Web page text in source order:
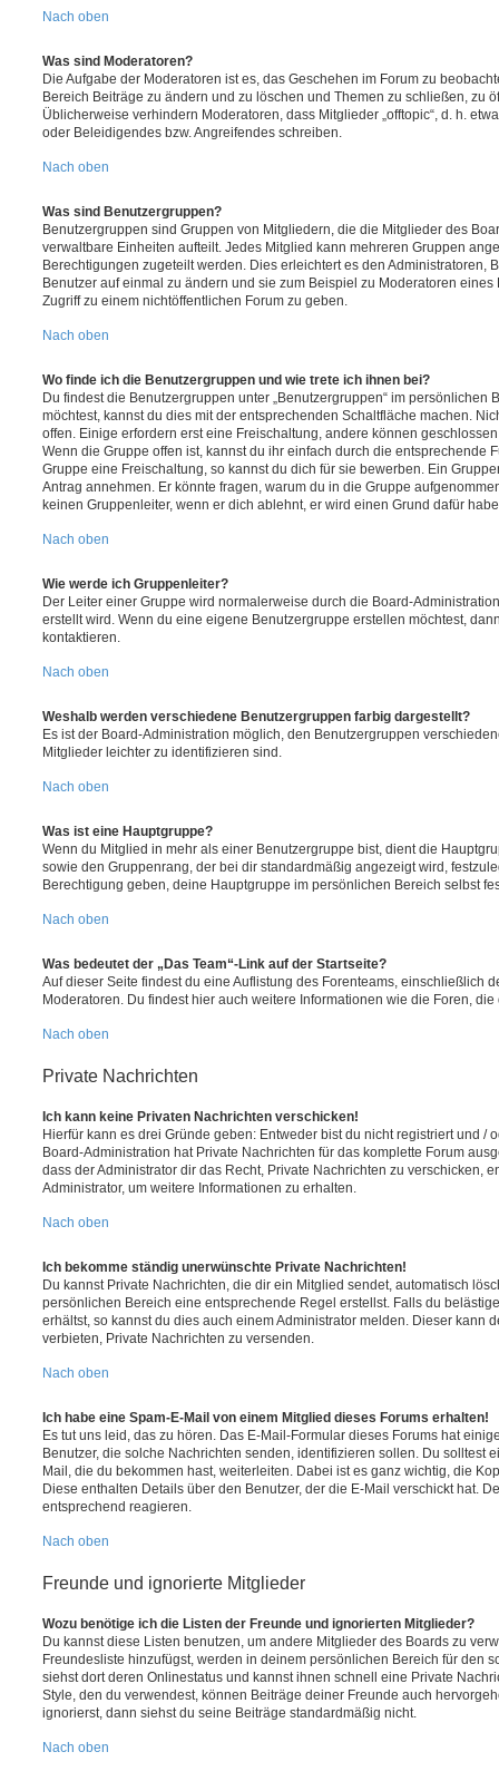
Nach oben
Was sind Moderatoren?
Die Aufgabe der Moderatoren ist es, das Geschehen im Forum zu
Bereich Beiträge zu ändern und zu löschen und Themen zu schließen, zu
Üblicherweise verhindern Moderatoren, dass Mitglieder „offtopic“, d. h.
oder Beleidigendes bzw. Angreifendes schreiben.
Nach oben
Was sind Benutzergruppen?
Benutzergruppen sind Gruppen von Mitgliedern, die die Mitglieder des
verwaltbare Einheiten aufteilt. Jedes Mitglied kann mehreren Gruppen
Berechtigungen zugeteilt werden. Dies erleichtert es den Administratoren,
Benutzer auf einmal zu ändern und sie zum Beispiel zu Moderatoren
Zugriff zu einem nichtöffentlichen Forum zu geben.
Nach oben
Wo finde ich die Benutzergruppen und wie trete ich ihnen bei?
Du findest die Benutzergruppen unter „Benutzergruppen“ im persönlichen
möchtest, kannst du dies mit der entsprechenden Schaltfläche machen.
offen. Einige erfordern erst eine Freischaltung, andere können
Wenn die Gruppe offen ist, kannst du ihr einfach durch die entsprechende
Gruppe eine Freischaltung, so kannst du dich für sie bewerben. Ein
Antrag annehmen. Er könnte fragen, warum du in die Gruppe
keinen Gruppenleiter, wenn er dich ablehnt, er wird einen Grund dafür
Nach oben
Wie werde ich Gruppenleiter?
Der Leiter einer Gruppe wird normalerweise durch die Board-
erstellt wird. Wenn du eine eigene Benutzergruppe erstellen möchtest,
kontaktieren.
Nach oben
Weshalb werden verschiedene Benutzergruppen farbig dargestellt?
Es ist der Board-Administration möglich, den Benutzergruppen
Mitglieder leichter zu identifizieren sind.
Nach oben
Was ist eine Hauptgruppe?
Wenn du Mitglied in mehr als einer Benutzergruppe bist, dient die
sowie den Gruppenrang, der bei dir standardmäßig angezeigt wird,
Berechtigung geben, deine Hauptgruppe im persönlichen Bereich selbst
Nach oben
Was bedeutet der „Das Team“-Link auf der Startseite?
Auf dieser Seite findest du eine Auflistung des Forenteams, einschließlich
Moderatoren. Du findest hier auch weitere Informationen wie die Foren,
Nach oben
Private Nachrichten
Ich kann keine Privaten Nachrichten verschicken!
Hierfür kann es drei Gründe geben: Entweder bist du nicht registriert und /
Board-Administration hat Private Nachrichten für das komplette Forum
dass der Administrator dir das Recht, Private Nachrichten zu verschicken,
Administrator, um weitere Informationen zu erhalten.
Nach oben
Ich bekomme ständig unerwünschte Private Nachrichten!
Du kannst Private Nachrichten, die dir ein Mitglied sendet, automatisch
persönlichen Bereich eine entsprechende Regel erstellst. Falls du
erhältst, so kannst du dies auch einem Administrator melden. Dieser kann
verbieten, Private Nachrichten zu versenden.
Nach oben
Ich habe eine Spam-E-Mail von einem Mitglied dieses Forums erhalten!
Es tut uns leid, das zu hören. Das E-Mail-Formular dieses Forums hat
Benutzer, die solche Nachrichten senden, identifizieren sollen. Du solltest
Mail, die du bekommen hast, weiterleiten. Dabei ist es ganz wichtig, die
Diese enthalten Details über den Benutzer, der die E-Mail verschickt hat.
entsprechend reagieren.
Nach oben
Freunde und ignorierte Mitglieder
Wozu benötige ich die Listen der Freunde und ignorierten Mitglieder?
Du kannst diese Listen benutzen, um andere Mitglieder des Boards zu
Freundesliste hinzufügst, werden in deinem persönlichen Bereich für den
siehst dort deren Onlinestatus und kannst ihnen schnell eine Private
Style, den du verwendest, können Beiträge deiner Freunde auch
ignorierst, dann siehst du seine Beiträge standardmäßig nicht.
Nach oben